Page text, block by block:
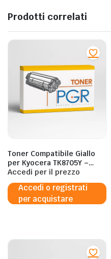
Prodotti correlati
Toner Compatibile Giallo
per Kyocera TK8705Y –
30.000 Pagine al 5%
Accedi per il prezzo
Accedi o registrati
per acquistare